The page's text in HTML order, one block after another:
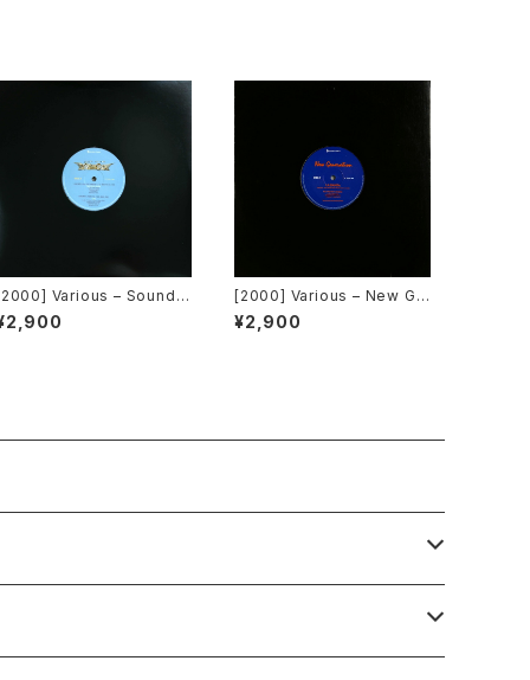
Various – Sound F
Y&Co. / Back To T
"Disco" 〜私もDiscoへ
[2000] Various – New Ge
neration / Back To The
"Disco" ~私もDiscoへ連れ
¥2,900